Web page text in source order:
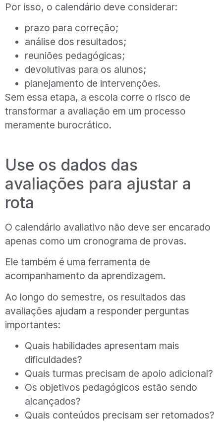
Por isso, o calendário deve considerar:
prazo para correção;
análise dos resultados;
reuniões pedagógicas;
devolutivas para os alunos;
planejamento de intervenções.
Sem essa etapa, a escola corre o risco de
transformar a avaliação em um processo
meramente burocrático.
Use os dados das
avaliações para ajustar a
rota
O calendário avaliativo não deve ser encarado
apenas como um cronograma de provas.
Ele também é uma ferramenta de
acompanhamento da aprendizagem.
Ao longo do semestre, os resultados das
avaliações ajudam a responder perguntas
importantes:
Quais habilidades apresentam mais
dificuldades?
Quais turmas precisam de apoio adicional?
Os objetivos pedagógicos estão sendo
alcançados?
Quais conteúdos precisam ser retomados?